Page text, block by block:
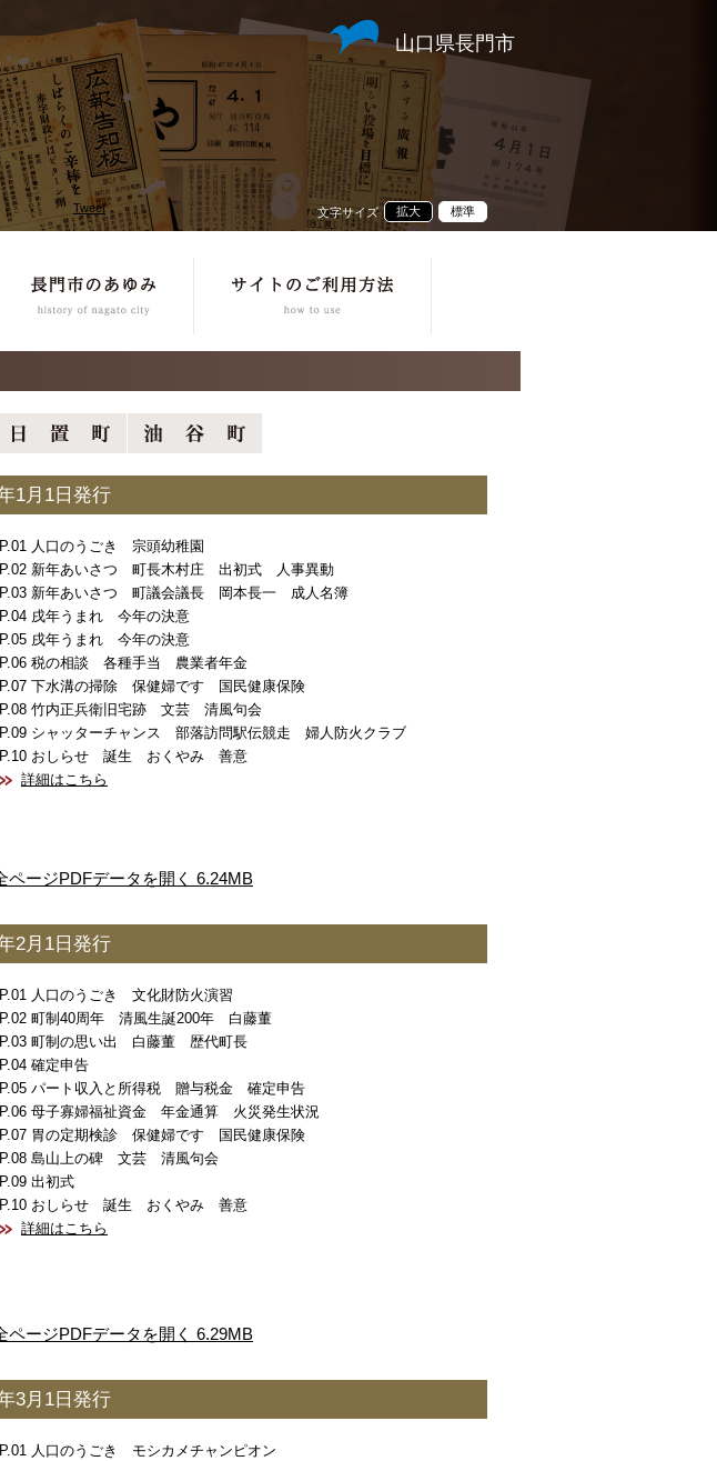
山口県長門市
Tweet 文字サイズ 標準
拡大
1月1日発行
人口のうごき 宗頭幼稚園
新年あいさつ 町長木村庄 出初式 人事異動
新年あいさつ 町議会議長 岡本長一 成人名簿
戌年うまれ 今年の決意
戌年うまれ 今年の決意
税の相談 各種手当 農業者年金
下水溝の掃除 保健婦です 国民健康保険
竹内正兵衛旧宅跡 文芸 清風句会
シャッターチャンス 部落訪問駅伝競走 婦人防火クラブ
おしらせ 誕生 おくやみ 善意
詳細はこちら
ージPDFデータを開く 6.24MB
2月1日発行
人口のうごき 文化財防火演習
町制40周年 清風生誕200年 白藤董
町制の思い出 白藤董 歴代町長
確定申告
パート収入と所得税 贈与税金 確定申告
母子寡婦福祉資金 年金通算 火災発生状況
胃の定期検診 保健婦です 国民健康保険
島山上の碑 文芸 清風句会
出初式
おしらせ 誕生 おくやみ 善意
詳細はこちら
ージPDFデータを開く 6.29MB
3月1日発行
人口のうごき モシカメチャンピオン